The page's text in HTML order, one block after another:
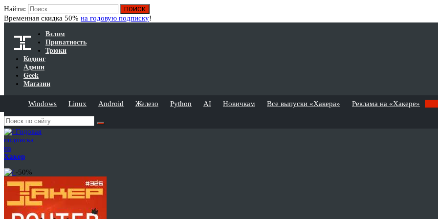
Найти:
Временная скидка 50% на годовую подписку!
Взлом
Приватность
Трюки
Кодинг
Админ
Geek
Магазин
Windows Linux Android Железо Python AI Новичкам Все выпуски «Хакера» Реклама на «Хакере»
Годовая
подписка
на
Хакер
-50%